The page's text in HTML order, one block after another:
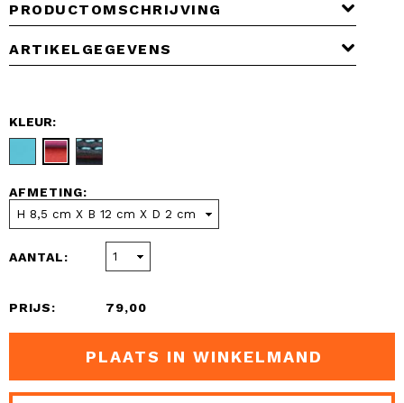
PRODUCTOMSCHRIJVING
ARTIKELGEGEVENS
KLEUR:
AFMETING:
AANTAL:
PRIJS: 79,00
PLAATS IN WINKELMAND